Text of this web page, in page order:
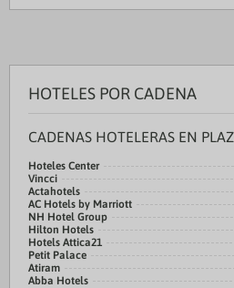
HOTELES POR CADENA
CADENAS HOTELERAS EN
Hoteles Center
Vincci
Actahotels
AC Hotels by Marriott
NH Hotel Group
Hilton Hotels
Hotels Attica21
Petit Palace
Atiram
Abba Hotels